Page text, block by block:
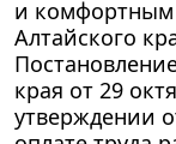
и
Алтайского
края от 29
утверждении